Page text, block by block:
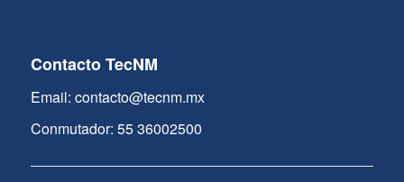
Contacto TecNM
Email: contacto@tecnm.mx
Conmutador: 55 36002500